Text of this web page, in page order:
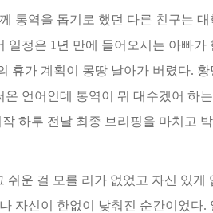
통역을 돕기로 했던 다른 친구는 대
일정은 1 년 만에 들어오시는 아빠
휴가 계획이 몽땅 날아가 버렸다.
언어인데 통역이 뭐 대수겠어 하
하루 전날 최 종 브리핑을 마치고
쉬운 걸 모 를 리가 없었고 자신 있게
자신이 한없이 낮춰진 순간이었다.